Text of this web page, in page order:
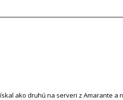
ako druhú na serveri z Amarante a